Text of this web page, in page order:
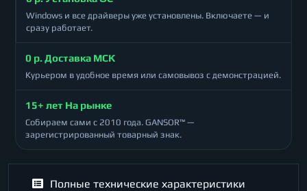
Windows и все драйверы уже установлены. Включаете — и
сразу работает.
0 р. Доставка МСК
Курьером в удобное время или самовывоз с демонстрацией.
15+ лет На рынке
Собираем сами с 2010 года. GANSOR™ —
зарегистрированный товарный знак.
Полные технические характеристики